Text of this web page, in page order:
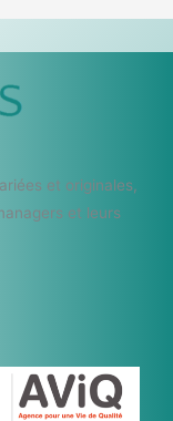
et originales,
et leurs